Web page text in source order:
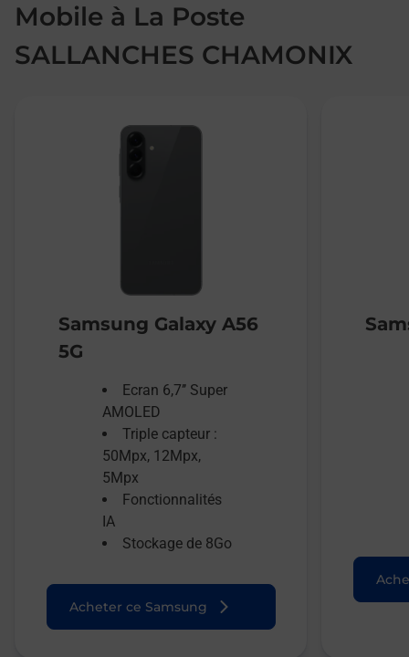
Mobile à La Poste
SALLANCHES CHAMONIX
Samsung Galaxy A56
5G
Ecran 6,7’’ Super
AMOLED
Triple capteur :
50Mpx, 12Mpx,
5Mpx
Fonctionnalités
IA
Stockage de 8Go
Acheter ce Samsung